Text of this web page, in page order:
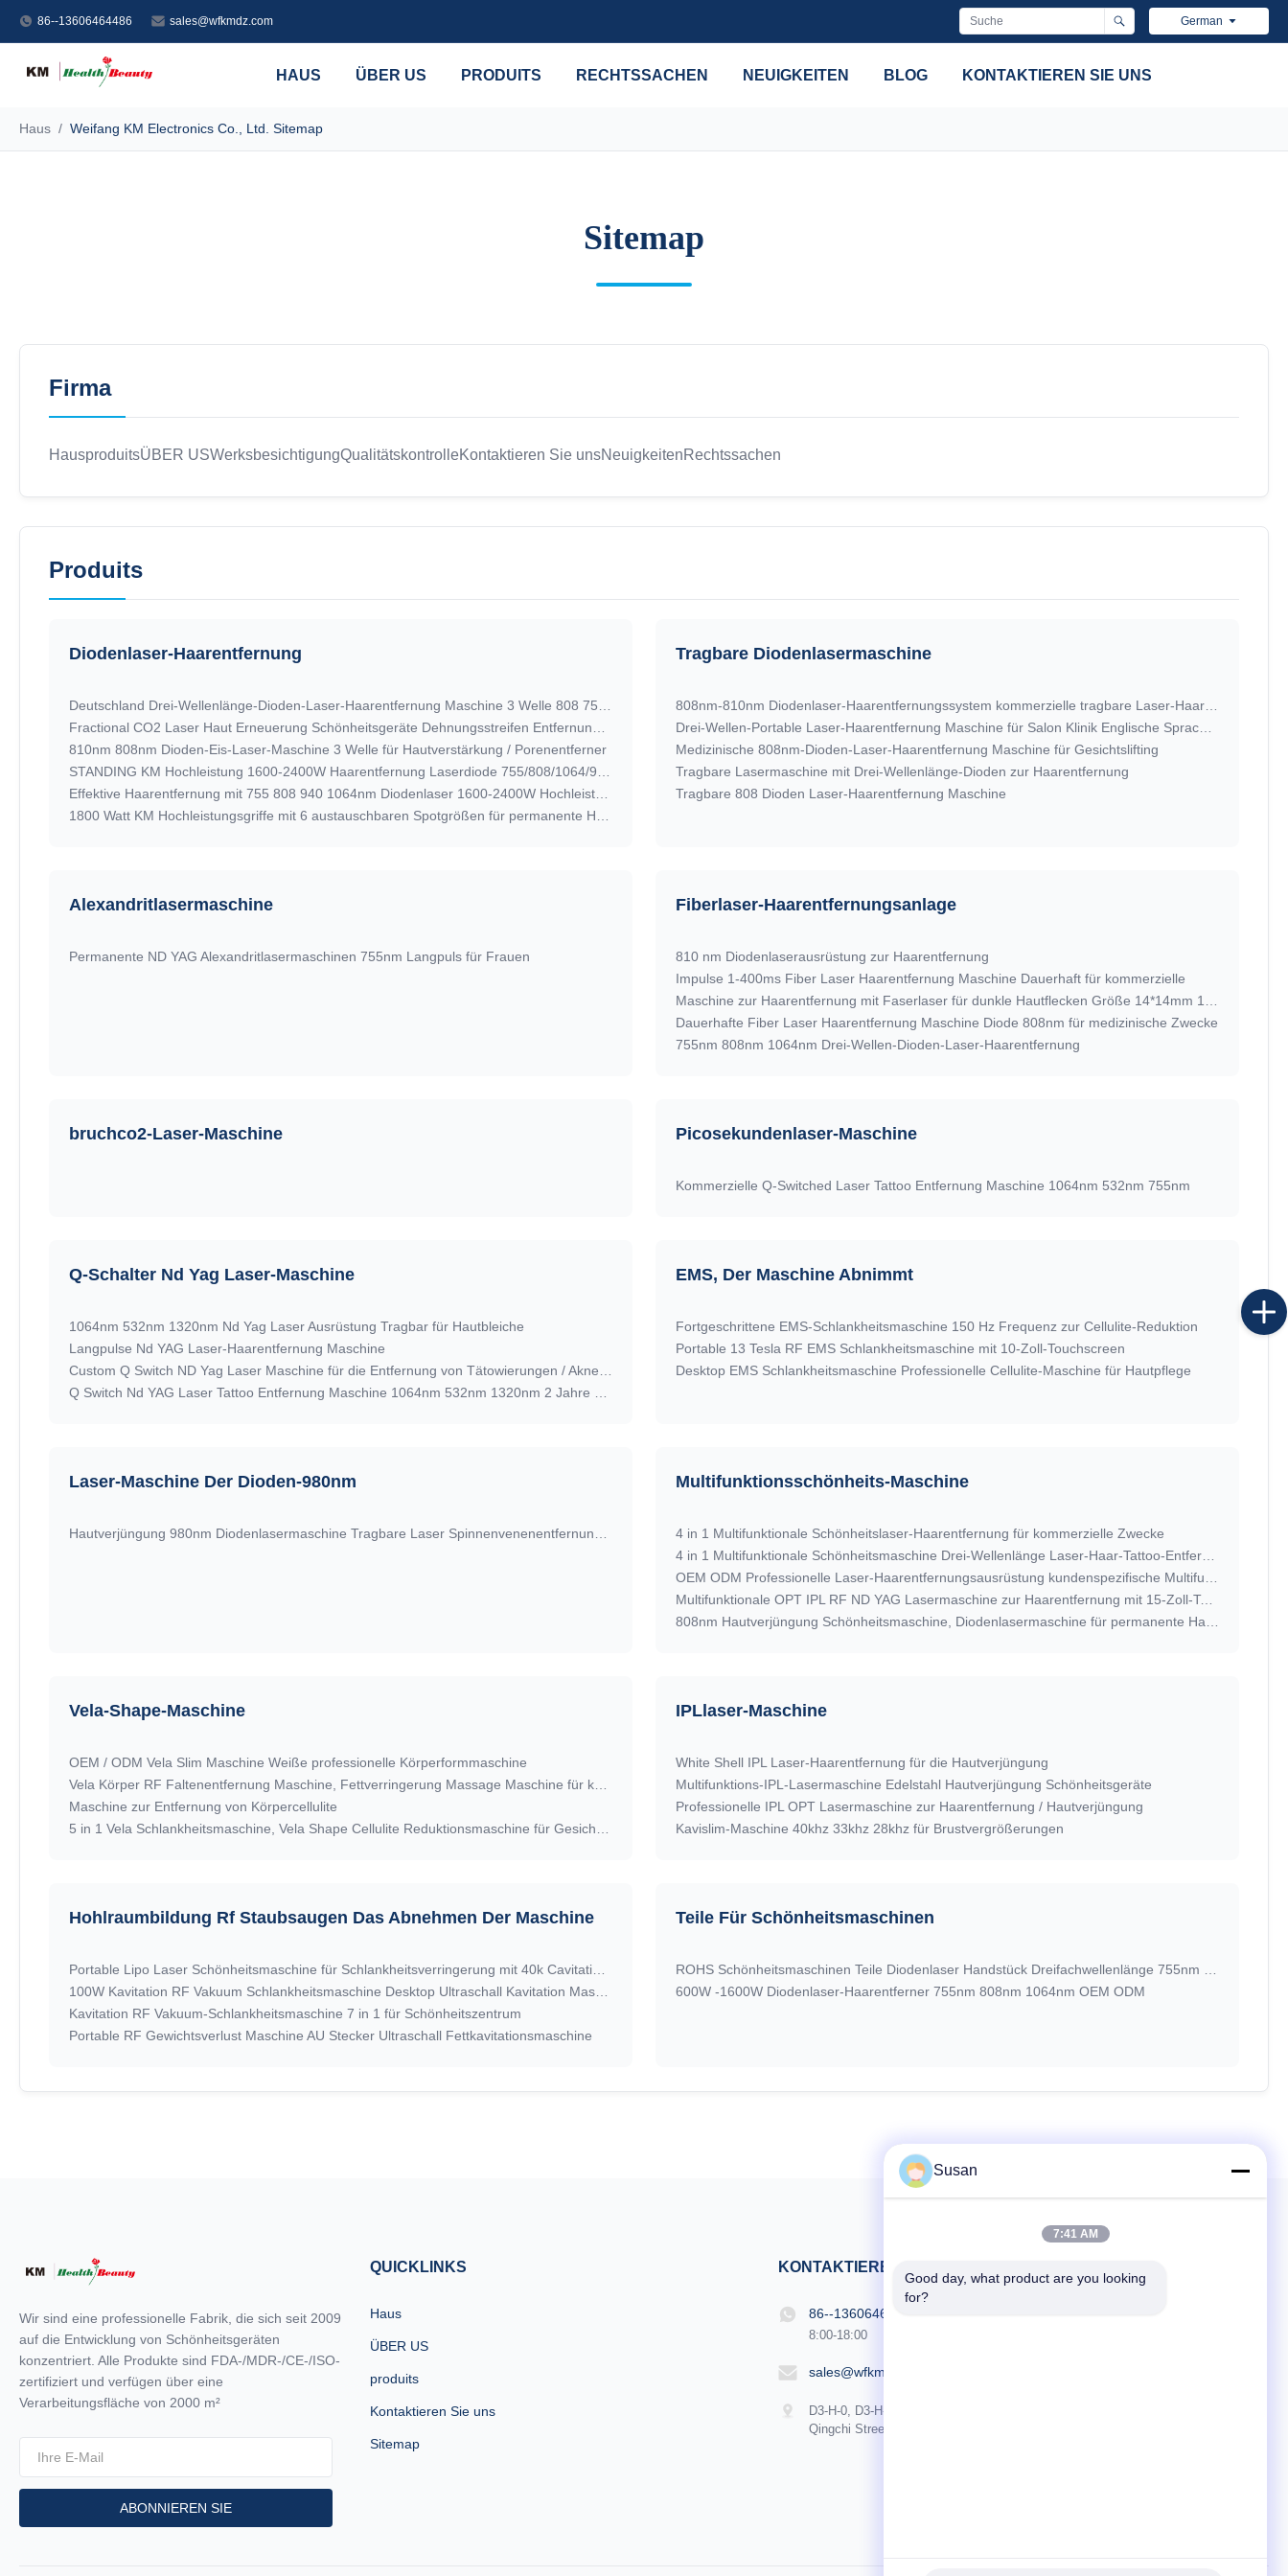
86--13606464486 sales@wfkmdz.com German
HAUS ÜBER US PRODUITS RECHTSSACHEN NEUIGKEITEN BLOG KONTAKTIEREN SIE UNS
Haus / Weifang KM Electronics Co., Ltd. Sitemap
Sitemap
Firma
HausproduitsÜBER USWerksbesichtigungQualitätskontrolleKontaktieren Sie unsNeuigkeitenRechtssachen
Produits
Diodenlaser-Haarentfernung
810nm 808nm Dioden-Eis-Laser-Maschine 3 Welle für Hautverstärkung / Porenentferner
Tragbare Diodenlasermaschine
Medizinische 808nm-Dioden-Laser-Haarentfernung Maschine für Gesichtslifting
Tragbare Lasermaschine mit Drei-Wellenlänge-Dioden zur Haarentfernung
Tragbare 808 Dioden Laser-Haarentfernung Maschine
Alexandritlasermaschine
Permanente ND YAG Alexandritlasermaschinen 755nm Langpuls für Frauen
Fiberlaser-Haarentfernungsanlage
810 nm Diodenlaserausrüstung zur Haarentfernung
Impulse 1-400ms Fiber Laser Haarentfernung Maschine Dauerhaft für kommerzielle
Dauerhafte Fiber Laser Haarentfernung Maschine Diode 808nm für medizinische Zwecke
755nm 808nm 1064nm Drei-Wellen-Dioden-Laser-Haarentfernung
bruchco2-Laser-Maschine Picosekundenlaser-Maschine
Kommerzielle Q-Switched Laser Tattoo Entfernung Maschine 1064nm 532nm 755nm
Q-Schalter Nd Yag Laser-Maschine
1064nm 532nm 1320nm Nd Yag Laser Ausrüstung Tragbar für Hautbleiche
Langpulse Nd YAG Laser-Haarentfernung Maschine
EMS, Der Maschine Abnimmt
Fortgeschrittene EMS-Schlankheitsmaschine 150 Hz Frequenz zur Cellulite-Reduktion
Portable 13 Tesla RF EMS Schlankheitsmaschine mit 10-Zoll-Touchscreen
Desktop EMS Schlankheitsmaschine Professionelle Cellulite-Maschine für Hautpflege
Laser-Maschine Der Dioden-980nm Multifunktionsschönheits-Maschine
4 in 1 Multifunktionale Schönheitslaser-Haarentfernung für kommerzielle Zwecke
Multifunktionale OPT IPL RF ND YAG Lasermaschine zur Haarentfernung mit 15-Zoll-Touchscreen
Vela-Shape-Maschine
OEM / ODM Vela Slim Maschine Weiße professionelle Körperformmaschine
Maschine zur Entfernung von Körpercellulite
IPLlaser-Maschine
White Shell IPL Laser-Haarentfernung für die Hautverjüngung
Multifunktions-IPL-Lasermaschine Edelstahl Hautverjüngung Schönheitsgeräte
Professionelle IPL OPT Lasermaschine zur Haarentfernung / Hautverjüngung
Kavislim-Maschine 40khz 33khz 28khz für Brustvergrößerungen
Hohlraumbildung Rf Staubsaugen Das Abnehmen Der Maschine
Kavitation RF Vakuum-Schlankheitsmaschine 7 in 1 für Schönheitszentrum
Portable RF Gewichtsverlust Maschine AU Stecker Ultraschall Fettkavitationsmaschine
Teile Für Schönheitsmaschinen
600W -1600W Diodenlaser-Haarentferner 755nm 808nm 1064nm OEM ODM
Wir sind eine professionelle Fabrik, die sich seit 2009
auf die Entwicklung von Schönheitsgeräten
konzentriert. Alle Produkte sind FDA-/MDR-/CE-/ISO-
zertifiziert und verfügen über eine
Verarbeitungsfläche von 2000 m²
QUICKLINKS
Haus
ÜBER US
produits
Kontaktieren Sie uns
Sitemap
KONTAKTIEREN SIE UNS
86--13606464486
8:00-18:00
sales@wfkmdz.com
D3-H-0, D3-H-17, D3-H-18, Nr. 7999, East Health Street, Yongchun Community,
Qingchi Street, High-Tech-Zone, Weifang, Shandong, China
Susan
7:41 AM
Good day, what product are you looking
for?